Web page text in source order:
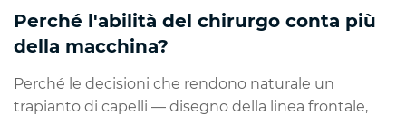
Perché l'abilità del chirurgo conta più
della macchina?
Perché le decisioni che rendono naturale un
trapianto di capelli — disegno della linea frontale,